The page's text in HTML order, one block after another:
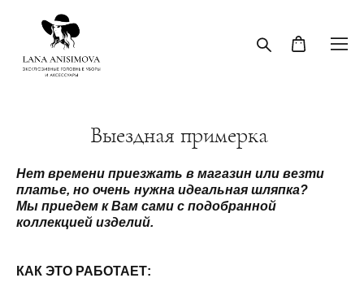
Выездная примерка
Нет времени приезжать в магазин или везти
платье, но очень нужна идеальная шляпка?
Мы приедем к Вам сами с подобранной
коллекцией изделий.
КАК ЭТО РАБОТАЕТ: